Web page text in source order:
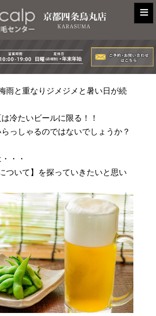
≡
雨と重なりジメジメと暑い日が続
冷たいビールに限る！！
っしゃるのではないでしょうか？
・・
ついて】を探っていきたいと思い